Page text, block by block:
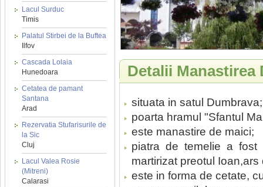
Lacul Surduc
Timis
Palatul Stirbei de la Buftea
Ilfov
Cascada Lolaia
Hunedoara
Cetatea de pamant
Santana
Arad
Rezervatia Stufarisurile de
la Sic
Cluj
Lacul Valea Rosie
(Mitreni)
Calarasi
Detalii Manastirea
situata in satul Dumbrava;
poarta hramul "Sfantul
este manastire de maici;
piatra de temelie a
martirizat preotul
este in forma de cetate,